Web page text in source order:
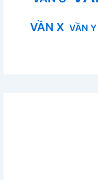
VẦN X VẦN Y